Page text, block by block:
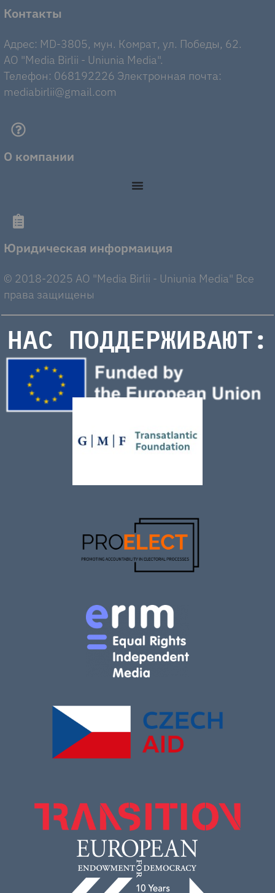
Контакты
Адрес: MD-3805, мун. Комрат, ул. Победы, 62.
AO "Media Birlii - Uniunia Media".
Телефон: 068192226 Электронная почта:
mediabirlii@gmail.com
О компании
Юридическая информаиция
© 2018-2025 AO "Media Birlii - Uniunia Media" Все
права защищены
НАС ПОДДЕРЖИВАЮТ: